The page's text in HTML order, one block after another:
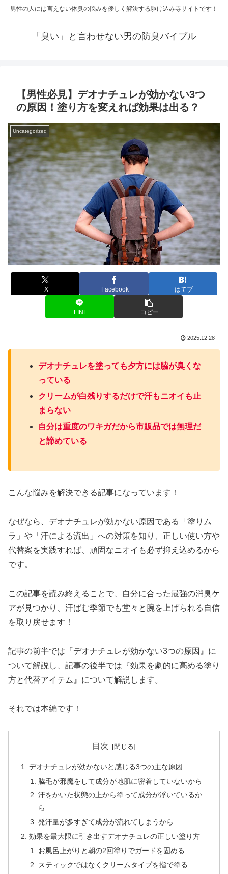
男性の人には言えない体臭の悩みを優しく解決する駆け込み寺サイトです！
「臭い」と言わせない男の防臭バイブル
【男性必見】デオナチュレが効かない3つ
の原因！塗り方を変えれば効果は出る？
Uncategorized
X Facebook はてブ
LINE コピー
2025.12.28
デオナチュレを塗っても夕方には脇が臭くな
っている
クリームが白残りするだけで汗もニオイも止
まらない
自分は重度のワキガだから市販品では無理だ
と諦めている
こんな悩みを解決できる記事になっています！
なぜなら、デオナチュレが効かない原因である「塗りム
ラ」や「汗による流出」への対策を知り、正しい使い方や
代替案を実践すれば、頑固なニオイも必ず抑え込めるから
です。
この記事を読み終えることで、自分に合った最強の消臭ケ
アが見つかり、汗ばむ季節でも堂々と腕を上げられる自信
を取り戻せます！
記事の前半では『デオナチュレが効かない3つの原因』に
ついて解説し、記事の後半では『効果を劇的に高める塗り
方と代替アイテム』について解説します。
それでは本編です！
目次
デオナチュレが効かないと感じる3つの主な原因
脇毛が邪魔をして成分が地肌に密着していないから
汗をかいた状態の上から塗って成分が浮いているか
ら
発汗量が多すぎて成分が流れてしまうから
効果を最大限に引き出すデオナチュレの正しい塗り方
お風呂上がりと朝の2回塗りでガードを固める
スティックではなくクリームタイプを指で塗る